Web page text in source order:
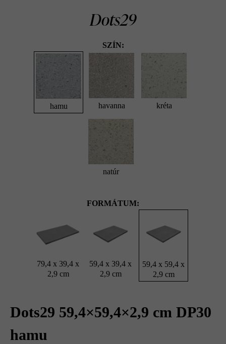
Dots29
SZÍN:
hamu havanna kréta
natúr
FORMÁTUM:
79,4 x 39,4 x
2,9 cm
59,4 x 39,4 x
2,9 cm
59,4 x 59,4 x
2,9 cm
Dots29 59,4×59,4×2,9 cm DP30
hamu